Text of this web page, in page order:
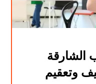
الشارقة